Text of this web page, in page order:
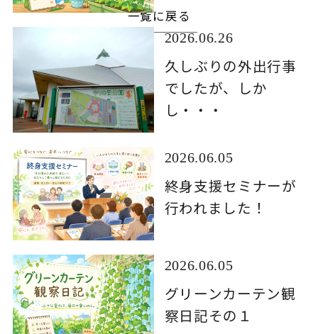
一覧に戻る
2026.06.26
久しぶりの外出行事
でしたが、しか
し・・・
2026.06.05
終身支援セミナーが
行われました！
2026.06.05
グリーンカーテン観
察日記その１